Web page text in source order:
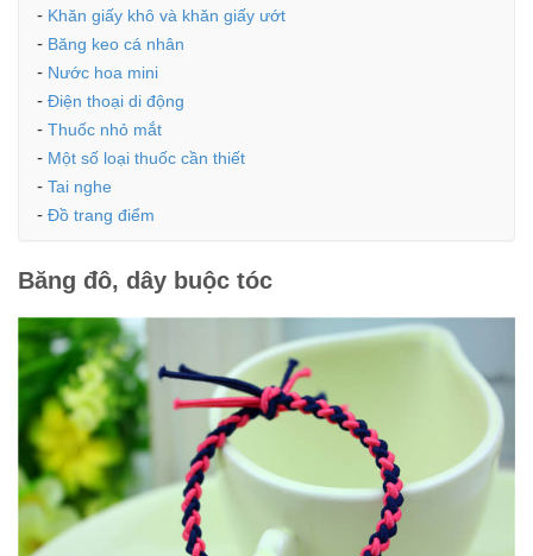
Khăn giấy khô và khăn giấy ướt
Băng keo cá nhân
Nước hoa mini
Điện thoại di động
Thuốc nhỏ mắt
Một số loại thuốc cần thiết
Tai nghe
Đồ trang điểm
Băng đô, dây buộc tóc